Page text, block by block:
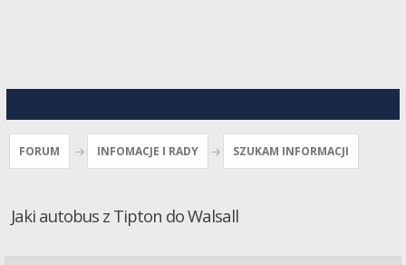
FORUM INFOMACJE I RADY SZUKAM INFORMACJI
Jaki autobus z Tipton do Walsall